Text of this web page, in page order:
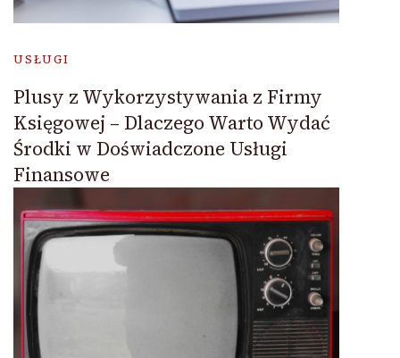
USŁUGI
Plusy z Wykorzystywania z Firmy
Księgowej – Dlaczego Warto Wydać
Środki w Doświadczone Usługi
Finansowe